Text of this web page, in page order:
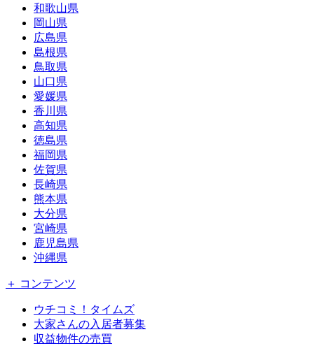
和歌山県
岡山県
広島県
島根県
鳥取県
山口県
愛媛県
香川県
高知県
徳島県
福岡県
佐賀県
長崎県
熊本県
大分県
宮崎県
鹿児島県
沖縄県
＋ コンテンツ
ウチコミ！タイムズ
大家さんの入居者募集
収益物件の売買